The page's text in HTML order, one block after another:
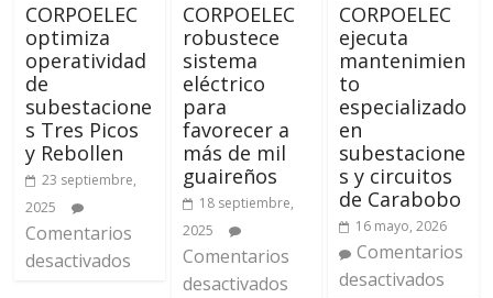
CORPOELEC
optimiza
operatividad
de
subestacione
s Tres Picos
y Rebollen
23 septiembre,
2025
Comentarios
desactivados
CORPOELEC
robustece
sistema
eléctrico
para
favorecer a
más de mil
guaireños
18 septiembre,
2025
Comentarios
desactivados
CORPOELEC
ejecuta
mantenimien
to
especializado
en
subestacione
s y circuitos
de Carabobo
16 mayo, 2026
Comentarios
desactivados